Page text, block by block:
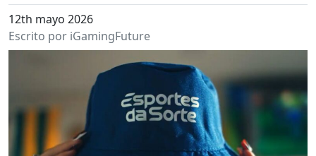
12th mayo 2026
Escrito por iGamingFuture